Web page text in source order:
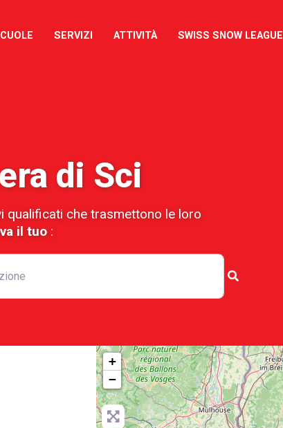
SERVIZI ATTIVITÀ SWISS SNOW LEAGUE
di Sci
qualificati che trasmettono le loro
il tuo:
+
−